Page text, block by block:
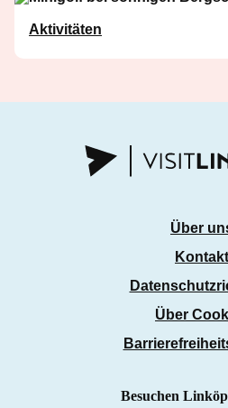
Aktivitäten
Über
Kontakt
Über
Besuchen